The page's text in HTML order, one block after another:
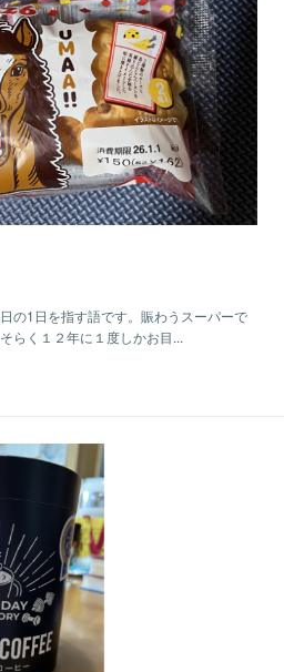
の1日を指す語です。賑わうスーパーで
らく１２年に１度しかお目...